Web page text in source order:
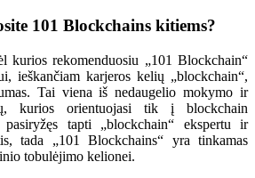
101 Blockchains kitiems?
kurios rekomenduosiu „101 Blockchain“
ieškančiam karjeros kelių „blockchain“,
Tai viena iš nedaugelio mokymo ir
kurios orientuojasi tik į blockchain
tapti „blockchain“ ekspertu ir
tada „101 Blockchains“ yra tinkamas
tobulėjimo kelionei.